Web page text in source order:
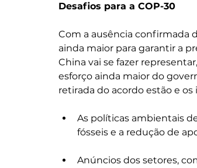
Desafios para a COP-30
Com a ausência confirmada
ainda maior para garantir a
China vai se fazer
esforço ainda maior do
retirada do acordo estão e
As políticas ambientais
fósseis e a redução de
Anúncios dos setores,